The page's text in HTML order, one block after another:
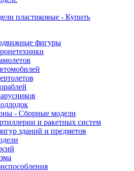
фигуры
- Сборные модели
и ракетных систем
зданий и предметов